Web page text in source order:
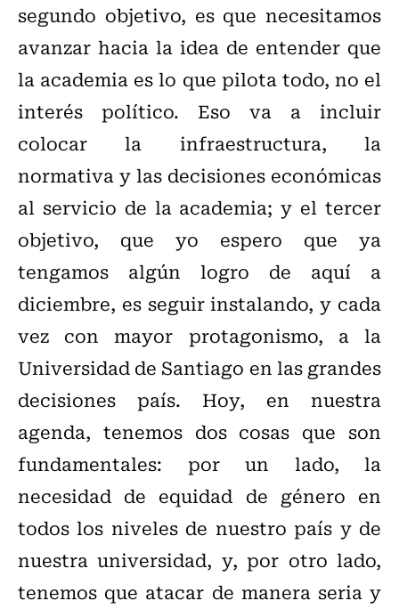
segundo objetivo, es que necesitamos
avanzar hacia la idea de entender que
la academia es lo que pilota todo, no el
interés político. Eso va a incluir
colocar la infraestructura, la
normativa y las decisiones económicas
al servicio de la academia; y el tercer
objetivo, que yo espero que ya
tengamos algún logro de aquí a
diciembre, es seguir instalando, y cada
vez con mayor protagonismo, a la
Universidad de Santiago en las grandes
decisiones país. Hoy, en nuestra
agenda, tenemos dos cosas que son
fundamentales: por un lado, la
necesidad de equidad de género en
todos los niveles de nuestro país y de
nuestra universidad, y, por otro lado,
tenemos que atacar de manera seria y